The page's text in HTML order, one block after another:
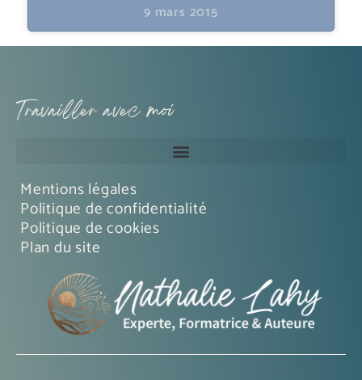
9 mars 2015
Travailler avec moi
Mentions légales
Politique de confidentialité
Politique de cookies
Plan du site